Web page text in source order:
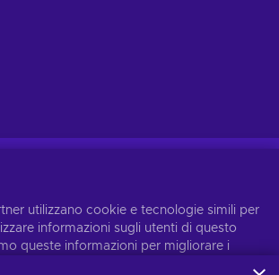
utilizzano cookie e tecnologie simili per
informazioni sugli utenti di questo
queste informazioni per migliorare i